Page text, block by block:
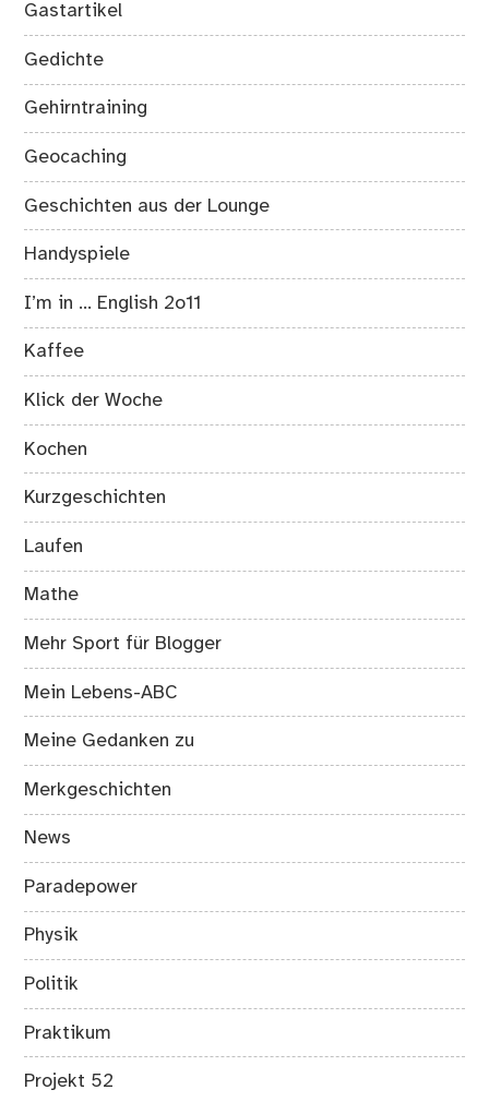
Gastartikel
Gedichte
Gehirntraining
Geocaching
Geschichten aus der Lounge
Handyspiele
I’m in … English 2o11
Kaffee
Klick der Woche
Kochen
Kurzgeschichten
Laufen
Mathe
Mehr Sport für Blogger
Mein Lebens-ABC
Meine Gedanken zu
Merkgeschichten
News
Paradepower
Physik
Politik
Praktikum
Projekt 52